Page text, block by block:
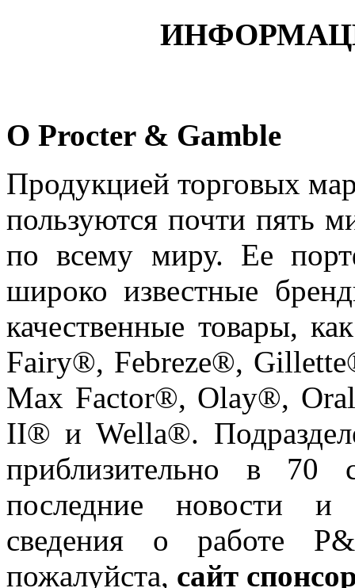
О Procter & Gamble
Продукцией торговых
пользуются почти пять
по всему миру. Ее
широко известные
качественные товары,
Fairy®, Febreze®,
Max Factor®, Olay®,
II® и Wella®.
приблизительно в 70
последние новости и
сведения о работе
пожалуйста, сайт